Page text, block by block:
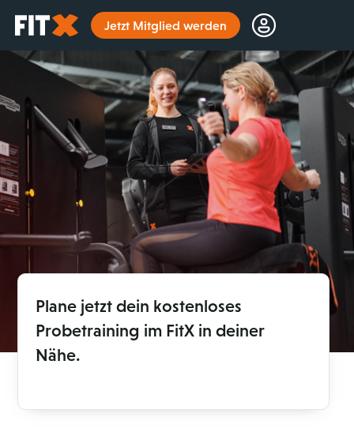
Startseite Jetzt Mitglied werden
Plane jetzt dein kostenloses
Probetraining im FitX in deiner
Nähe.